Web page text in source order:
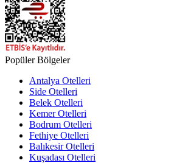
Popüler Bölgeler
Antalya Otelleri
Side Otelleri
Belek Otelleri
Kemer Otelleri
Bodrum Otelleri
Fethiye Otelleri
Balıkesir Otelleri
Kuşadası Otelleri